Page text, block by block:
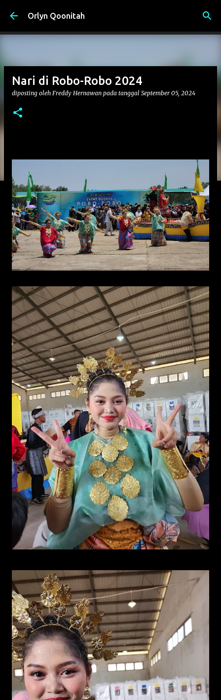
Langsung ke konten utama
Orlyn Qoonitah
Nari di Robo-Robo 2024
diposting oleh Freddy Hernawan pada tanggal September 05, 2024